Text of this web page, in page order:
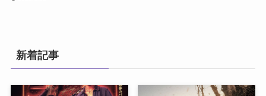
新着記事